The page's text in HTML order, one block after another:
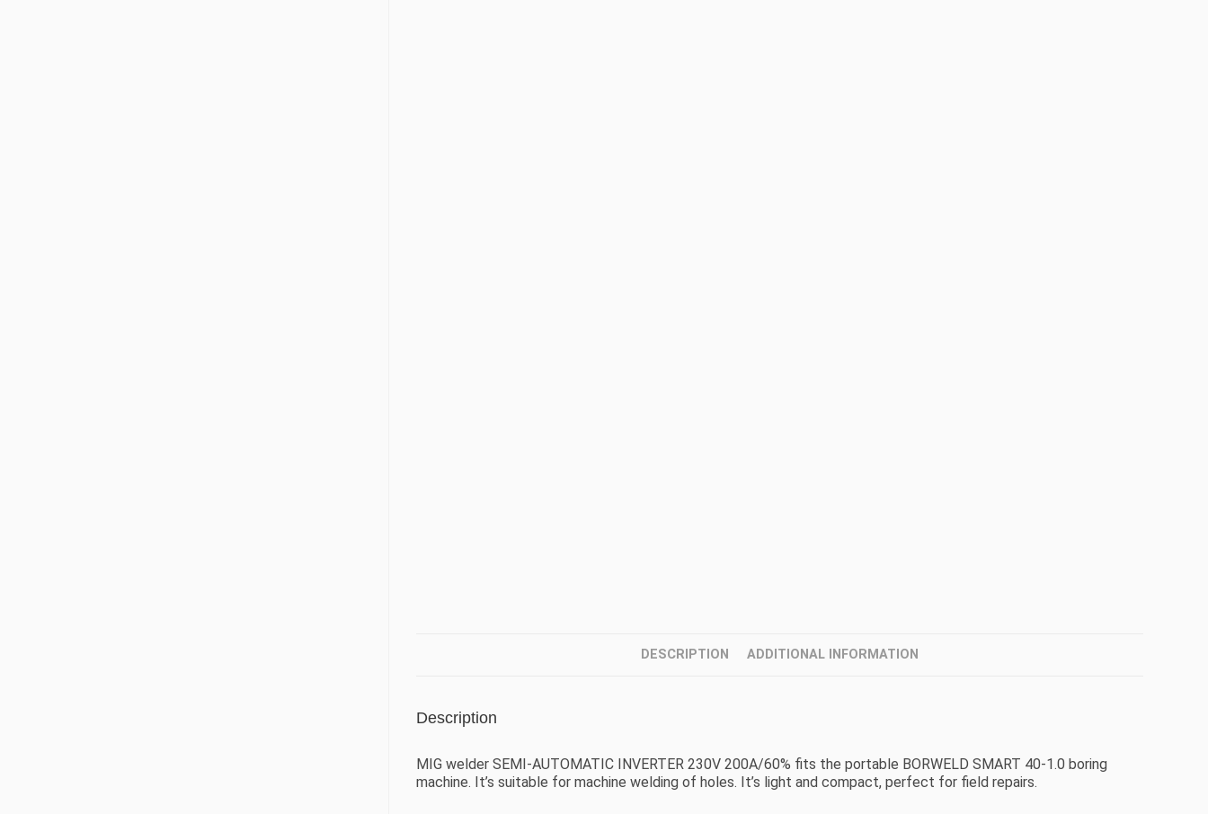
DESCRIPTION ADDITIONAL INFORMATION
Description
MIG welder SEMI-AUTOMATIC INVERTER 230V 200A/60% fits the portable BORWELD SMART 40-1.0 boring
machine. It’s suitable for machine welding of holes. It’s light and compact, perfect for field repairs.